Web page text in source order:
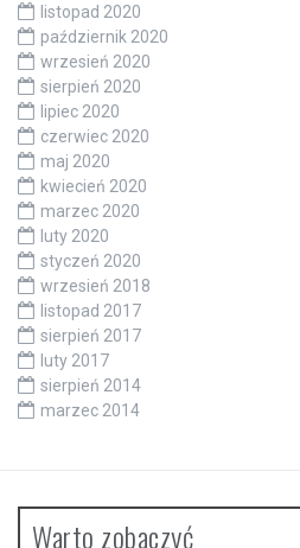
listopad 2020
październik 2020
wrzesień 2020
sierpień 2020
lipiec 2020
czerwiec 2020
maj 2020
kwiecień 2020
marzec 2020
luty 2020
styczeń 2020
wrzesień 2018
listopad 2017
sierpień 2017
luty 2017
sierpień 2014
marzec 2014
Warto zobaczyć